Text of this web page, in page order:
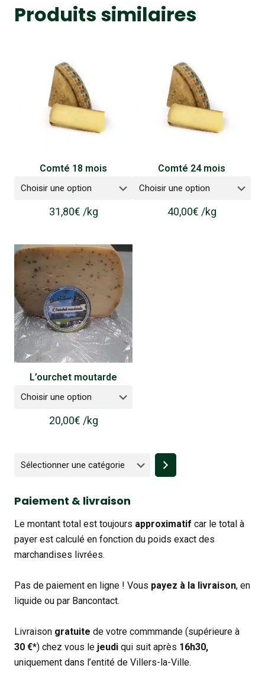
Produits similaires
Comté 18 mois
31,80€ /kg
Comté 24 mois
40,00€ /kg
L’ourchet moutarde
20,00€ /kg
Sélectionner
une
Paiement & livraison
Le montant total est toujours approximatif car le total à
payer est calculé en fonction du poids exact des
marchandises livrées.
Pas de paiement en ligne ! Vous payez à la livraison, en
liquide ou par Bancontact.
Livraison gratuite de votre commmande (supérieure à
30 €*) chez vous le jeudi qui suit après 16h30,
uniquement dans l’entité de Villers-la-Ville.